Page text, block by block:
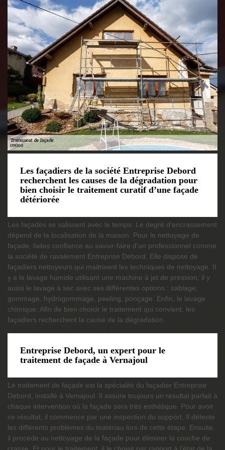
Les façadiers de la société Entreprise Debord
recherchent les causes de la dégradation pour
bien choisir le traitement curatif d’une façade
détériorée
Les façades se salissent avec le temps. Le degré d’encrassement
dépend de la localisation de la maison. Pour le nettoyage de
façade, faites confiance au savoir-faire d’un professionnel comme
la société de ravalement Entreprise Debord. Elle dispose de
façadiers nettoyeurs qui maitrisent les techniques de nettoyage. Il
y a le lavage humide utilisant une machine à jet de pression, il y
aussi le lavage à sec avec ses différentes options : sablage,
gommage, hydrogommage, peeling, ponçage. Enfin, le lavage
chimique. Afin de bien choisir le traitement qui convient, les
façadiers recherchent la cause de la dégradation.
Entreprise Debord, un expert pour le
traitement de façade à Vernajoul
Le traitement de façade est la spécialité du façadier Entreprise
Debord, installé à Vernajoul. Il assure toujours un résultat parfait à
chaque intervention où la façade sera très esthétique. Pour avoir
ce résultat, il commence par une inspection du support. Il détecte
les différents problèmes du matériau lors de cette étape. Ensuite,
il procède au nettoyage de la façade pour éliminer la couche de
crasse. Et pour le traitement, il le choisit par rapport à l’état de la